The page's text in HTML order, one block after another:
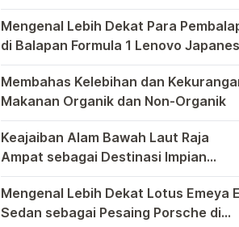
Wajah Dunia Pendidikan Modern
Dalam dunia pendidikan modern, tak
Mengenal Lebih Dekat Para
di Balapan Formula 1 Lenovo
Grand Prix 2023
Dalam dunia balap Formula 1, setiap
Membahas Kelebihan dan
Makanan Organik dan Non-Organik
Dalam upaya mencari asupan
Keajaiban Alam Bawah Laut Raja
Ampat sebagai Destinasi Impian
Penyelam dari Seluruh Dunia
Raja Ampat, sebuah permata
Mengenal Lebih Dekat Lotus Emeya
Sedan sebagai Pesaing Porsche di